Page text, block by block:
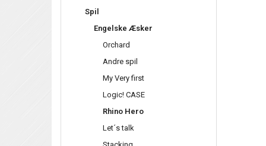
Spil
Engelske Æsker
Orchard
Andre spil
My Very first
Logic! CASE
Rhino Hero
Let´s talk